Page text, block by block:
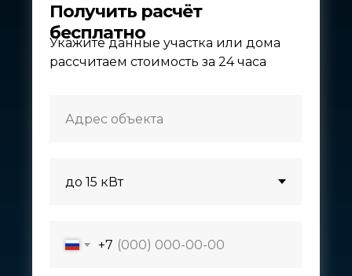
Получить расчёт
бесплатно
Укажите данные участка или дома
рассчитаем стоимость за 24 часа
+7